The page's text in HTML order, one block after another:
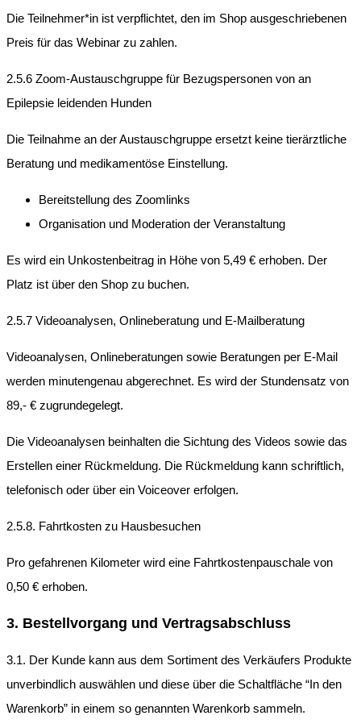
Die Teilnehmer*in ist verpflichtet, den im Shop ausgeschriebenen
Preis für das Webinar zu zahlen.
2.5.6 Zoom-Austauschgruppe für Bezugspersonen von an
Epilepsie leidenden Hunden
Die Teilnahme an der Austauschgruppe ersetzt keine tierärztliche
Beratung und medikamentöse Einstellung.
Bereitstellung des Zoomlinks
Organisation und Moderation der Veranstaltung
Es wird ein Unkostenbeitrag in Höhe von 5,49 € erhoben. Der
Platz ist über den Shop zu buchen.
2.5.7 Videoanalysen, Onlineberatung und E-Mailberatung
Videoanalysen, Onlineberatungen sowie Beratungen per E-Mail
werden minutengenau abgerechnet. Es wird der Stundensatz von
89,- € zugrundegelegt.
Die Videoanalysen beinhalten die Sichtung des Videos sowie das
Erstellen einer Rückmeldung. Die Rückmeldung kann schriftlich,
telefonisch oder über ein Voiceover erfolgen.
2.5.8. Fahrtkosten zu Hausbesuchen
Pro gefahrenen Kilometer wird eine Fahrtkostenpauschale von
0,50 € erhoben.
3. Bestellvorgang und Vertragsabschluss
3.1. Der Kunde kann aus dem Sortiment des Verkäufers Produkte
unverbindlich auswählen und diese über die Schaltfläche “In den
Warenkorb” in einem so genannten Warenkorb sammeln.